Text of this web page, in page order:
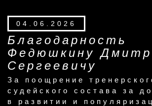
04.06.2026
Благодарность
Федюшкину
Сергеевичу
За поощрение
судейского состава за
в развитии и